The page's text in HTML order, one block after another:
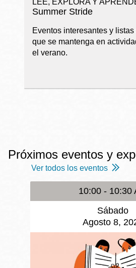
LEE, EXPLORA Y
Summer Stride
Eventos interesantes y
que se mantenga en
el verano.
Próximos eventos y
Ver todos los eventos
10:00 - 10:30
Sábado
Agosto 8,